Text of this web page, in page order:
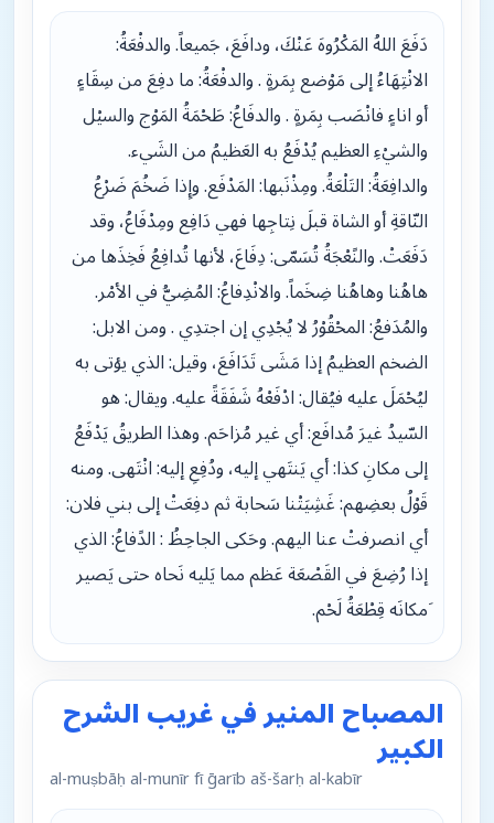
دَفَعَ اللهُ المَكْرُوهَ عَنْكَ، ودافَعَ، جَميعاً. والدفْعَةُ:
الانْتِهَاءُ إلى مَوْضع بِمَرةٍ . والدفْعَةُ: ما دفِعَ من سِقَاءٍ
أو اناءٍ فانْصَب بِمَرةٍ . والدفَاعُ: طَحْمَةُ المَوْج والسيْل
والشيْءِ العظيم يُدْفَعُ به العَظيمُ من الشَيء.
والدافِعَةُ: التَلْعَةُ. ومِذْنَبها: المَدْفَع. وإِذا ضَخُمَ ضَرْعُ
النّاقةِ أو الشاة قبلَ نِتاجِها فهي دَافِع ومِدْفَاعُ، وقد
دَفَعَتْ. والنًعْجَةُ تُسَمّى: دِفَاعَ، لأنها تُدافِعُ فَخِذَها من
هاهُنا وهاهُنا ضِخَماً. والانْدِفاعُ: المُضِيُّ في الأمْر.
والمُدَفعُ: المحْقُوْرُ لا يُجْدِي إن اجتدِي . ومن الابل:
الضخم العظيمُ إذا مَشَى تَدَافَعَ، وقيل: الذي يؤتى به
ليُحْمَلَ عليه فيُقال: ادْفَعْهُ شَفَقَةً عليه. ويقال: هو
السّيدُ غيرَ مُدافَع: أي غير مُزاحَم. وهذا الطريقُ يَدْفَعُ
إلى مكانِ كذا: أي يَنتَهي إليه، ودُفِعِ إليه: انْتَهى. ومنه
قَوْلُ بعضِهم: غَشِيَتْنا سَحابة ثم دفِعَتْ إلى بني فلان:
أي انصرفتْ عنا اليهم. وحَكى الجاحِظُ : الدًفاعُ: الذي
إذا رُضِعَ في القَصْعَة عَظم مما يَليه نَحاه حتى يَصير
َمكانَه قِطْعَةُ لَحْم.
المصباح المنير في غريب الشرح
الكبير
al-muṣbāḥ al-munῑr fῑ ḡarῑb aš-šarḥ al-kabῑr